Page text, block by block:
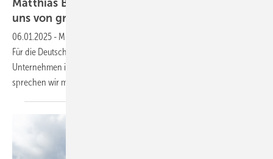
Matthias Brandt: Aus- und Fortbildung sind für
uns von größter
06.01.2025 - Mitarbeitergewinnung, ihre Bindung und Qualifikation:
Für die Deutsche Windtechnik AG als international stark wachsendes
Unternehmen ist das aktuell die größte Herausforderung. Darüber
sprechen wir mit Vorstand Matthias